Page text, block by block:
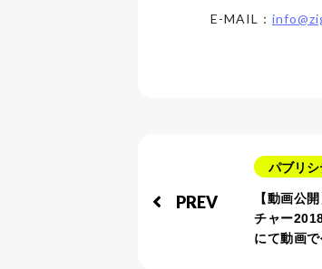
E-MAIL：
PREV
パブリシ
【動画公
チャー
にて動画で